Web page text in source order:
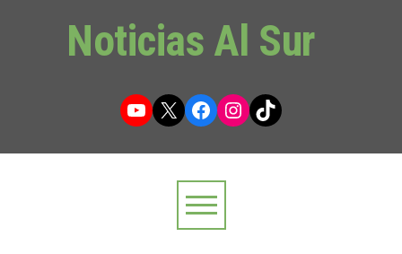
Noticias Al Sur
YouTube
X Facebook
Instagram
TikTok